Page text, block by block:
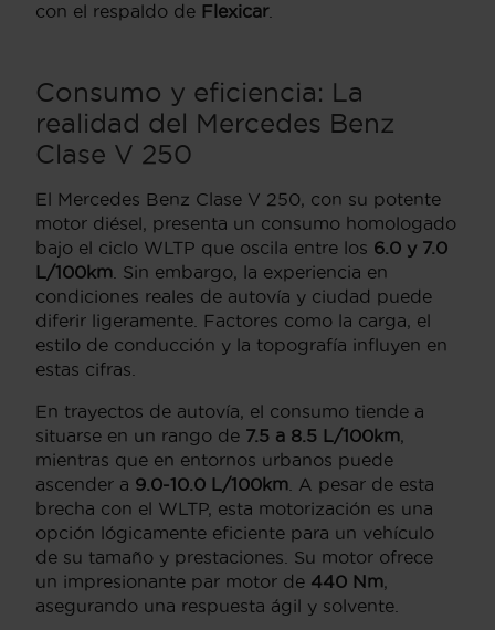
con el respaldo de Flexicar.
Consumo y eficiencia: La
realidad del Mercedes Benz
Clase V 250
El Mercedes Benz Clase V 250, con su potente
motor diésel, presenta un consumo homologado
bajo el ciclo WLTP que oscila entre los 6.0 y 7.0
L/100km . Sin embargo, la experiencia en
condiciones reales de autovía y ciudad puede
diferir ligeramente. Factores como la carga, el
estilo de conducción y la topografía influyen en
estas cifras.
En trayectos de autovía, el consumo tiende a
situarse en un rango de 7.5 a 8.5 L/100km,
mientras que en entornos urbanos puede
ascender a 9.0-10.0 L/100km . A pesar de esta
brecha con el WLTP, esta motorización es una
opción lógicamente eficiente para un vehículo
de su tamaño y prestaciones. Su motor ofrece
un impresionante par motor de 440 Nm,
asegurando una respuesta ágil y solvente.